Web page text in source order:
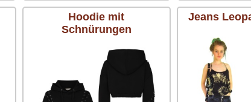
Hoodie mit
Schnürungen
Jeans